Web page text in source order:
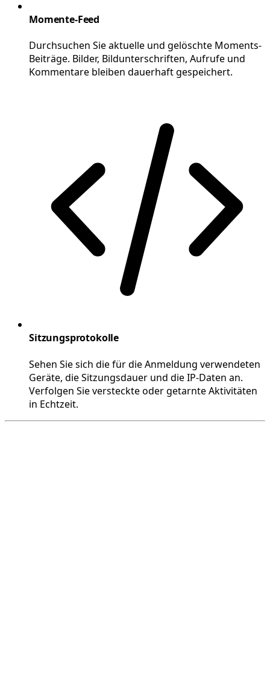
Momente-Feed
Durchsuchen Sie aktuelle und gelöschte Moments-
Beiträge. Bilder, Bildunterschriften, Aufrufe und
Kommentare bleiben dauerhaft gespeichert.
Sitzungsprotokolle
Sehen Sie sich die für die Anmeldung verwendeten
Geräte, die Sitzungsdauer und die IP-Daten an.
Verfolgen Sie versteckte oder getarnte Aktivitäten
in Echtzeit.